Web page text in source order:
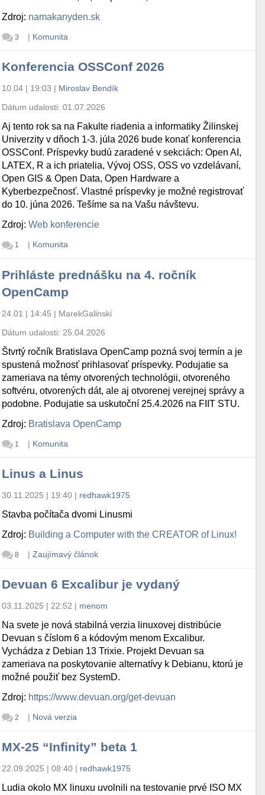
Zdroj: namakanyden.sk
3 | Komunita
Konferencia OSSConf 2026
10.04 | 19:03 | Miroslav Bendík
Dátum udalosti:01.07.2026
Aj tento rok sa na Fakulte riadenia a informatiky Žilinskej
Univerzity v dňoch 1-3. júla 2026 bude konať konferencia
OSSConf. Príspevky budú zaradené v sekciách: Open AI,
LATEX, R a ich priatelia, Vývoj OSS, OSS vo vzdelávaní,
Open GIS & Open Data, Open Hardware a
Kyberbezpečnosť. Vlastné príspevky je možné registrovať
do 10. júna 2026. Tešíme sa na Vašu návštevu.
Zdroj:Web konferencie
1 | Komunita
Prihláste prednášku na 4. ročník
OpenCamp
24.01 | 14:45 | MarekGalinski
Dátum udalosti: 25.04.2026
Štvrtý ročník Bratislava OpenCamp pozná svoj termín a je
spustená možnosť prihlasovať príspevky. Podujatie sa
zameriava na témy otvorených technológii, otvoreného
softvéru, otvorených dát, ale aj otvorenej verejnej správy a
podobne. Podujatie sa uskutoční 25.4.2026 na FIIT STU.
Zdroj: Bratislava OpenCamp
1 | Komunita
Linus a Linus
30.11.2025 | 19:40 | redhawk1975
Stavba počítača dvomi Linusmi
Zdroj: Building a Computer with the CREATOR of Linux!
8 | Zaujímavý článok
Devuan 6 Excalibur je vydaný
03.11.2025 | 22:52 | menom
Na svete je nová stabilná verzia linuxovej distribúcie
Devuan s číslom 6 a kódovým menom Excalibur.
Vychádza z Debian 13 Trixie. Projekt Devuan sa
zameriava na poskytovanie alternatívy k Debianu, ktorú je
možné použiť bez SystemD.
Zdroj: https://www.devuan.org/get-devuan
2 | Nová verzia
MX-25 “Infinity” beta 1
22.09.2025 | 08:40 | redhawk1975
Ludia okolo MX linuxu uvolnili na testovanie prvé ISO MX